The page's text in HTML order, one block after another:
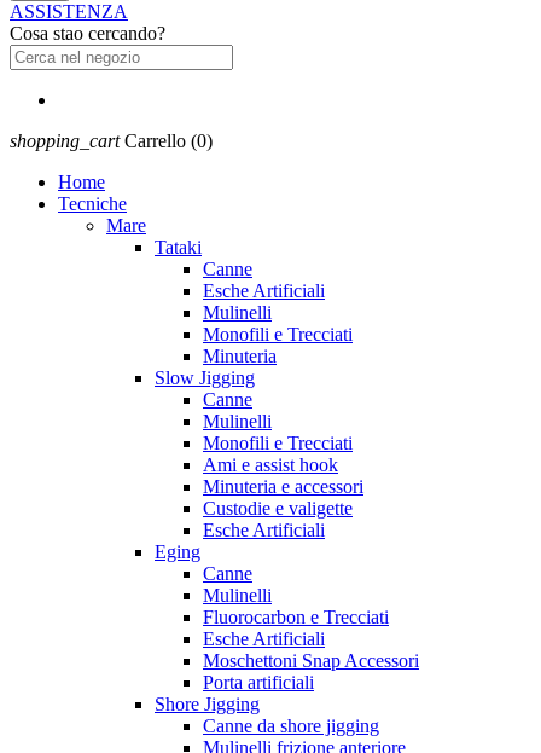
ASSISTENZA
Cosa stao cercando?
shopping_cart Carrello (0)
Home
Tecniche
Mare
Tataki
Canne
Esche Artificiali
Mulinelli
Monofili e Trecciati
Minuteria
Slow Jigging
Canne
Mulinelli
Monofili e Trecciati
Ami e assist hook
Minuteria e accessori
Custodie e valigette
Esche Artificiali
Eging
Canne
Mulinelli
Fluorocarbon e Trecciati
Esche Artificiali
Moschettoni Snap Accessori
Porta artificiali
Shore Jigging
Canne da shore jigging
Mulinelli frizione anteriore